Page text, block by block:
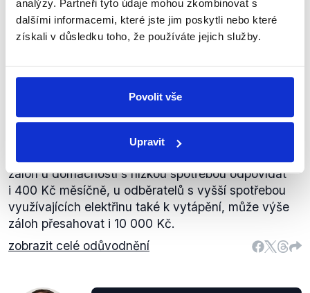
analýzy. Partneři tyto údaje mohou zkombinovat s
dalšími informacemi, které jste jim poskytli nebo které
získali v důsledku toho, že používáte jejich služby.
Povolit vše
Upravit
Ten, kdo elektřinou topí, a zvedly
se mu třeba zálohy na 15 000
měsíčně, tak dostane 2 000.
Energetika
Sociální politika
PRAVDA
Princip tzv. úsporného tarifu odpovídá tomu, jak jej
popisuje Jan Hrnčíř. Dle kalkulačky ERÚ může výše
záloh u domácností s nízkou spotřebou odpovídat
i 400 Kč měsíčně, u odběratelů s vyšší spotřebou
využívajících elektřinu také k vytápění, může výše
záloh přesahovat i 10 000 Kč.
zobrazit celé odůvodnění